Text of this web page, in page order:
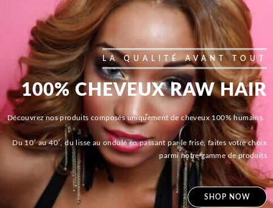
LA QUALITÉ AVANT TOUT
100% CHEVEUX RAW HAIR
Découvrez nos produits composés uniquement de cheveux 100% humains.
Du 10′ au 40′, du lisse au ondulé en passant par le frisé, faites votre choix
parmi notre gamme de produits
SHOP NOW